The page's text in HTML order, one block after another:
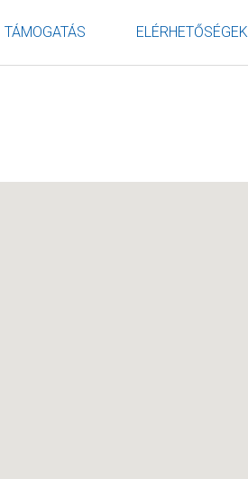
TÁMOGATÁS ELÉRHETŐSÉGEK